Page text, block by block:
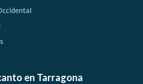
Verificar localizador
en Tarragona